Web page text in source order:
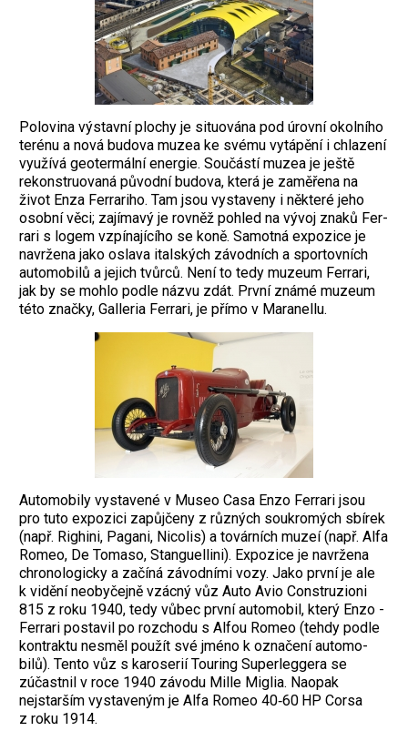
Polovina výstavní plochy je situována pod úrovní okolního
terénu a nová budova muzea ke svému vytápění i chlazení
využívá geo­termální energie. Součástí muzea je ještě
rekonstruovaná původní budova, která je zaměřena na
život Enza Ferrariho. Tam jsou vystaveny i některé jeho
osobní věci; zajímavý je rovněž pohled na vývoj znaků Fer­
rari s logem vzpínajícího se koně. Samotná expozice je
navržena jako oslava italských závodních a sportovních
automo­bilů a jejich tvůrců. Není to tedy muzeum Ferrari,
jak by se mohlo podle názvu zdát. První známé muzeum
této značky, Galleria Ferrari, je přímo v Maranellu.
Automobily vystavené v Museo Casa Enzo Ferrari jsou
pro tuto expozici zapůjčeny z různých ­soukromých sbírek
(např. Righini, Pagani, Nicolis) a továrních muzeí (např. Alfa
Romeo, De Tomaso, Stanguellini). Expozice je navržena
chronologicky a začíná závodními vozy. Jako první je ale
k vidění neobyčejně vzácný vůz Auto Avio Construzioni
815 z roku 1940, tedy vůbec první automobil, který Enzo ­
Ferrari postavil po rozchodu s Alfou Romeo (tehdy podle
kontraktu nesměl použít své jméno k označení automo­
bilů). Tento vůz s karoserií Touring Super­leggera se
zúčastnil v roce 1940 závodu Mille Miglia. Naopak
nejstarším vystaveným je Alfa Romeo 40‑60 HP Corsa
z roku 1914.